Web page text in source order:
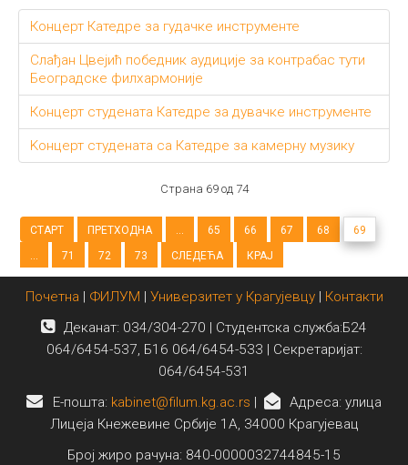
Концерт Катедре за гудачке инструменте
Слађан Цвејић победник аудиције за контрабас тути
Београдске филхармоније
Концерт студената Катедре за дувачке инструменте
Kонцерт студената са Катедре за камерну музику
Страна 69 од 74
СТАРТ ПРЕТХОДНА ... 65 66 67 68
69
...
71 72 73 СЛЕДЕЋА КРАЈ
Почетна ФИЛУМ Универзитет у Крагујевцу| Контакти
Деканат: 034/304-270 | Студентска служба:Б24
064/6454-537, Б16 064/6454-533 | Секретаријат:
064/6454-531
E-пошта: kabinet@filum.kg.ac.rs
Адреса: улица
Лицеја Кнежевине Србије 1А, 34000 Крагујевац
Број жиро рачуна: 840-0000032744845-15